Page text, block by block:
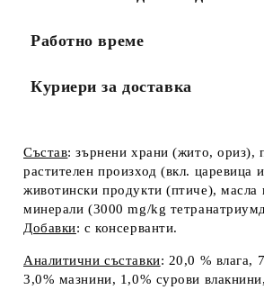
Работно време
Куриери за доставка
Състав: зърнени храни (жито, ориз),
растителен произход (вкл. царевица
животински продукти (птиче), масла
минерали (3000 mg/kg
Добавки: с консерванти.
Аналитични съставки: 20,0 % влага,
3,0% мазнини, 1,0% сурови